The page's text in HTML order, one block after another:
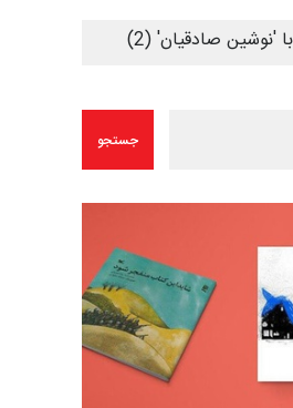
'نوشین صادقیان' (2)